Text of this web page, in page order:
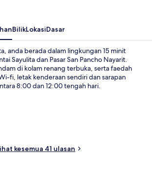
BilikLokasiDasar
anda berada dalam lingkungan 15 minit
Sayulita dan Pasar San Pancho Nayarit.
di kolam renang terbuka, serta faedah
fi, letak kenderaan sendiri dan sarapan
8:00 dan 12:00 tengah hari.
kesemua 41 ulasan